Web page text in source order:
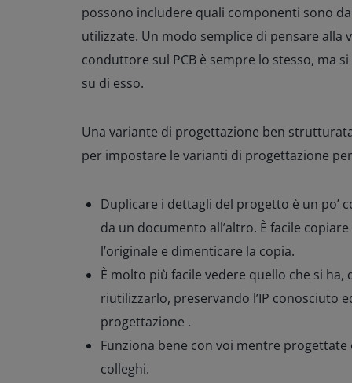
possono includere quali componenti sono
utilizzate. Un modo semplice di pensare alla
conduttore sul PCB è sempre lo stesso, ma
su di esso.
Una variante di progettazione ben
per impostare le varianti di progettazione
Duplicare i dettagli del progetto è un po’
da un documento all’altro. È facile
l’originale e dimenticare la copia.
È molto più facile vedere quello che si
riutilizzarlo, preservando l’IP conosciuto
progettazione .
Funziona bene con voi mentre
colleghi.